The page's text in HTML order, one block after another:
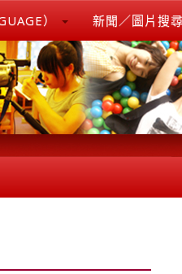
） 新聞／圖片搜尋